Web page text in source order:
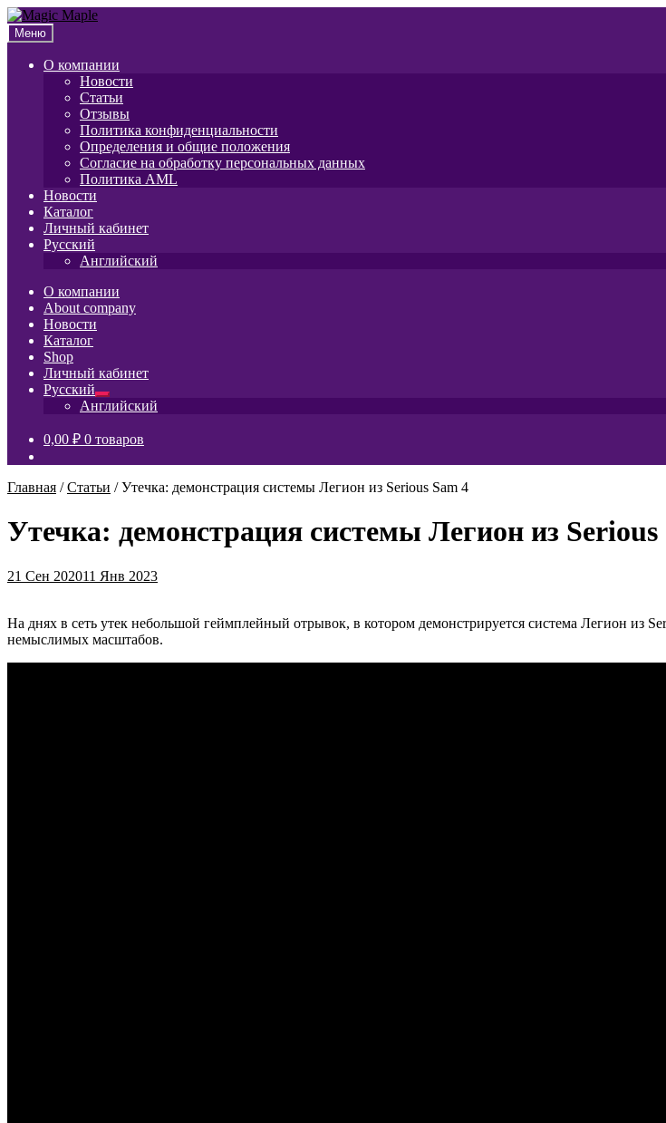
Перейти
к
навигации
Перейти
к
содержимому
Меню
О компании
Новости
Статьи
Отзывы
Политика конфиденциальности
Определения и общие положения
Согласие на обработку персональных данных
Политика AML
Новости
Каталог
Личный кабинет
Русский
Английский
О компании
About company
Новости
Каталог
Shop
Личный кабинет
Русский
Развернутое
вложенное
Английский
0,00 ₽ 0 товаров
Главная /Статьи /Утечка: демонстрация системы Легион из Serious Sam 4
Утечка: демонстрация системы Легион из Serious
21 Сен 202011 Янв 2023
На днях в сеть утек небольшой геймплейный отрывок, в котором демонстрируется система Легион из
немыслимых масштабов.